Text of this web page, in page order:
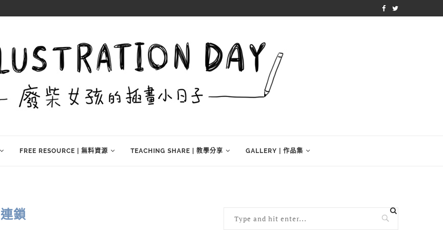
FREE RESOURCE | 無料資源 TEACHING SHARE | 教學分享 GALLERY | 作品集
連鎖